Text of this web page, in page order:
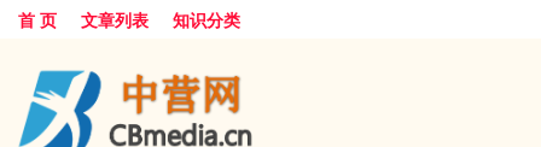
首 页 文章列表 知识分类